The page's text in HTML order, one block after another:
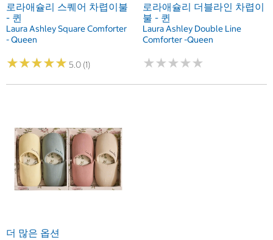
로라애슐리 스퀘어 차렵이불
- 퀸
Laura Ashley Square Comforter
- Queen
★★★★★
★★★★★ 5.0 (1)
로라애슐리 더블라인 차렵이
불 - 퀸
Laura Ashley Double Line
Comforter -Queen
★★★★★
★★★★★
더 많은 옵션